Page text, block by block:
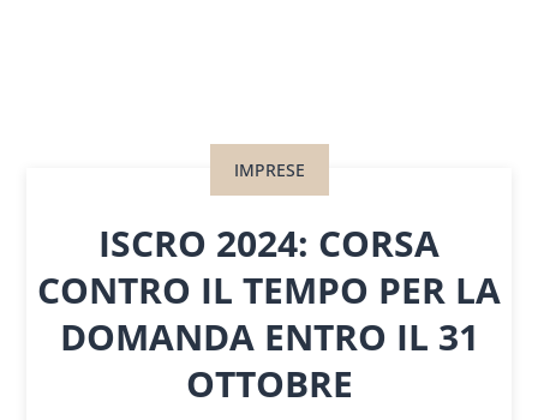
IMPRESE
ISCRO 2024: CORSA
CONTRO IL TEMPO PER LA
DOMANDA ENTRO IL 31
OTTOBRE